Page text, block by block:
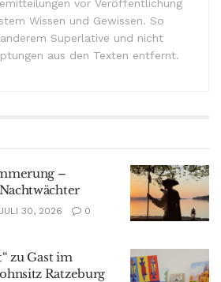
vor Veröffentlichung
Wissen und Gewissen. So
Superlative und nicht
aus den Texten entfernt.
–
30, 2026
0
zu Gast im
Ratzeburg